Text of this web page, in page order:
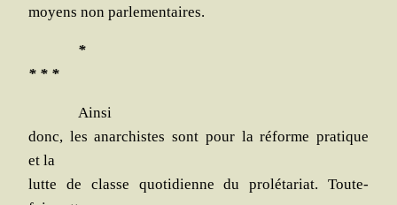
moyens non parlementaires.
*
* * *
Ain­si
donc, les anar­chistes sont pour la réforme pra­tique
et la
lutte de classe quo­ti­dienne du pro­lé­ta­riat. Tou­te­